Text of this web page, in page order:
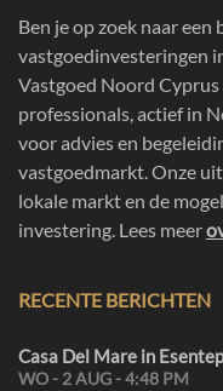
Ben je op zoek naar
vastgoedinvesteringen
Vastgoed Noord
professionals, actief in
voor advies en
vastgoedmarkt. Onze
lokale markt en de
investering. Lees meer
RECENTE BERICHTEN
Casa Del Mare in
WO - 2 AUG - 4:48 PM